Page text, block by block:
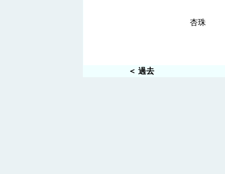
杏珠
＜ 過去